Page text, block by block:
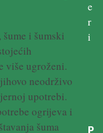
i šumski
više ugroženi.
neodrživo
upotrebi.
ogrijeva i
šuma
e
r
i